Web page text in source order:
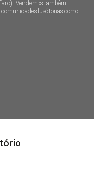
Vendemos também
lusófonas como